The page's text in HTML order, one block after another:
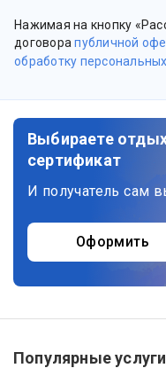
Нажимая на кнопку
договорапубличной
обработку
Выбираете
сертификат
И получатель сам
Оформить
Популярные услуги